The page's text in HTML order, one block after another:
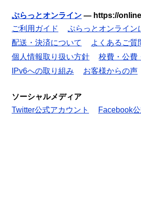
ぷらっとオンライン — https://
ご利用ガイド
ぷらっとオンライン
配送・決済について
よくあるご質
個人情報取り扱い方針
校費・公費
IPv6への取り組み
お客様からの声
ソーシャルメディア
Twitter公式アカウント
Facebook